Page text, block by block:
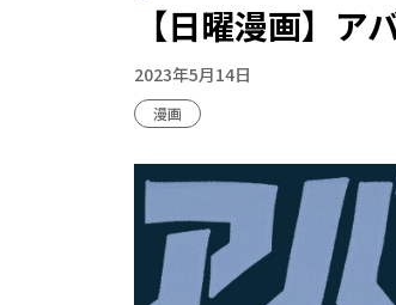
【日曜漫画】ア
2023年5月14日
漫画